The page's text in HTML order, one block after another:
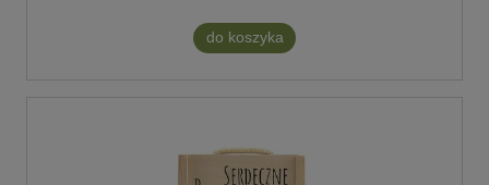
do koszyka